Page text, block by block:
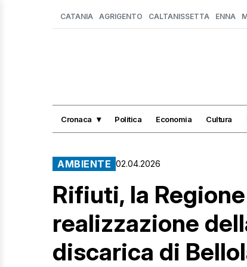
CATANIA AGRIGENTO CALTANISSETTA ENNA
Cronaca Politica Economia Cultura
AMBIENTE 02.04.2026
Rifiuti, la
realizzazione
discarica di